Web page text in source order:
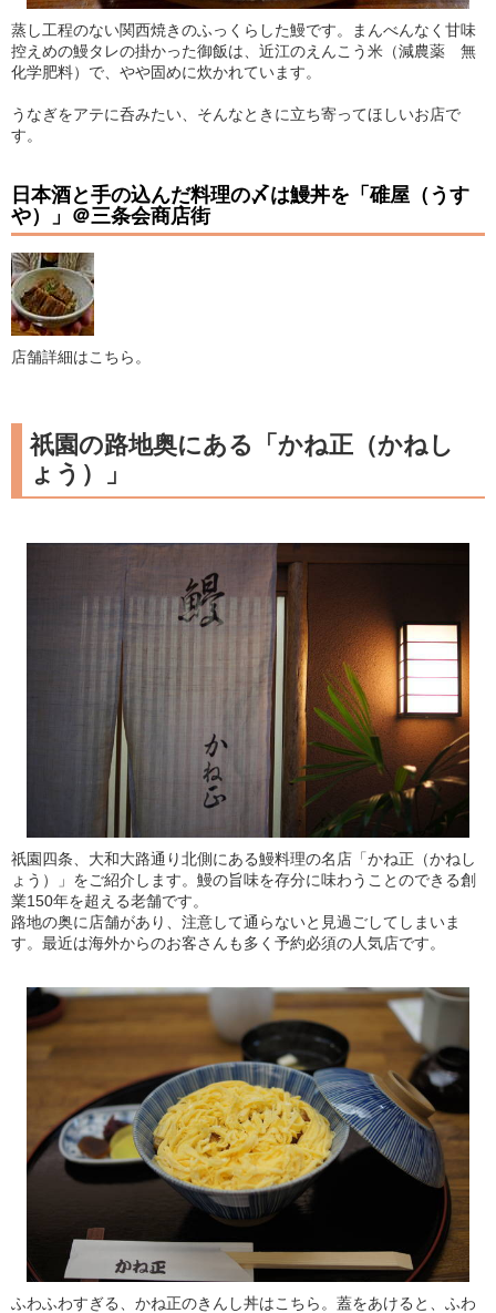
蒸し工程のない関西焼きのふっくらした鰻です。まんべんなく甘味
控えめの鰻タレの掛かった御飯は、近江のえんこう米（減農薬 無
化学肥料）で、やや固めに炊かれています。
うなぎをアテに呑みたい、そんなときに立ち寄ってほしいお店で
す。
日本酒と手の込んだ料理の〆は鰻丼を「碓屋（うす
や）」＠三条会商店街
店舗詳細はこちら。
祇園の路地奥にある「かね正（かねし
ょう）」
祇園四条、大和大路通り北側にある鰻料理の名店「かね正（かねし
ょう）」をご紹介します。鰻の旨味を存分に味わうことのできる創
業150年を超える老舗です。
路地の奥に店舗があり、注意して通らないと見過ごしてしまいま
す。最近は海外からのお客さんも多く予約必須の人気店です。
ふわふわすぎる、かね正のきんし丼はこちら。蓋をあけると、ふわ